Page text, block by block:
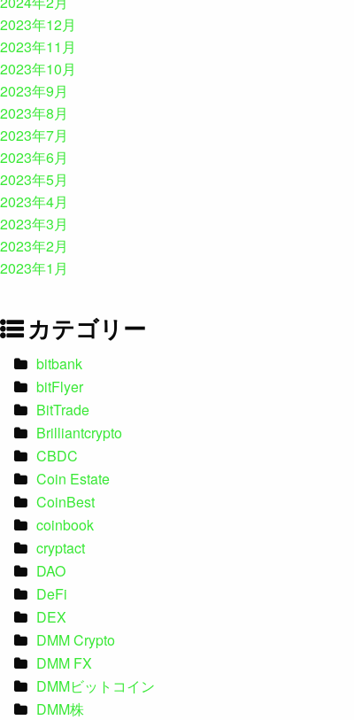
2023年12月
2023年11月
2023年10月
2023年9月
2023年8月
2023年7月
2023年6月
2023年5月
2023年4月
2023年3月
2023年2月
2023年1月
カテゴリー
bitbank
bitFlyer
BitTrade
Brilliantcrypto
CBDC
Coin Estate
CoinBest
coinbook
cryptact
DAO
DeFi
DEX
DMM Crypto
DMM FX
DMMビットコイン
DMM株